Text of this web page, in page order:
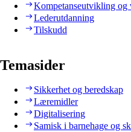
Kompetanseutvikling og
Lederutdanning
Tilskudd
Temasider
Sikkerhet og beredskap
Læremidler
Digitalisering
Samisk i barnehage og